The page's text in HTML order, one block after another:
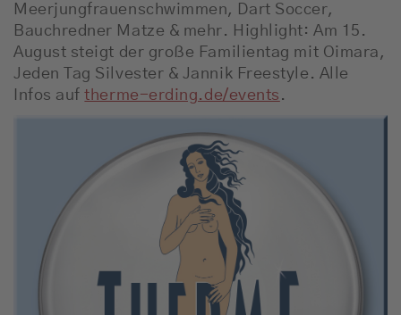
Meerjungfrauenschwimmen, Dart Soccer,
Bauchredner Matze & mehr. Highlight: Am 15.
August steigt der große Familientag mit Oimara,
Jeden Tag Silvester & Jannik Freestyle. Alle
Infos auftherme-erding.de/events .